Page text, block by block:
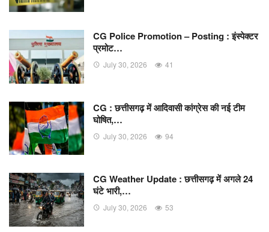
CG Police Promotion – Posting : इंस्पेक्टर
प्रमोट…
July 30, 2026 41
CG : छत्तीसगढ़ में आदिवासी कांग्रेस की नई टीम
घोषित,…
July 30, 2026 94
CG Weather Update : छत्तीसगढ़ में अगले 24
घंटे भारी,…
July 30, 2026 53